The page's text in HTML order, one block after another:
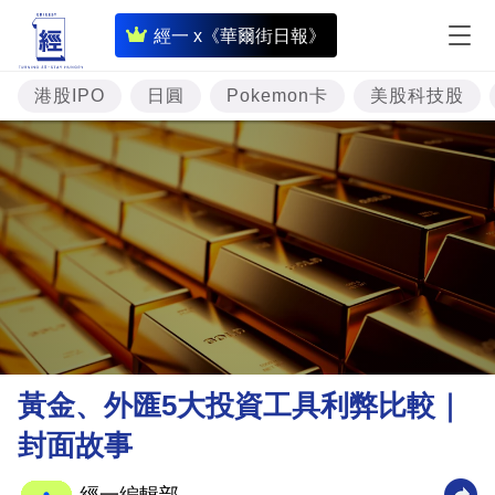
經一 x《華爾街日報》
即
時
財
經
題
資
樓
市
理
財
業
港股IPO 日圓 Pokemon卡 美股科技股
黃金、外匯5大投資工具利弊比較｜
封面故事